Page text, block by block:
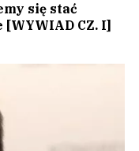
się stać
CZ. I]